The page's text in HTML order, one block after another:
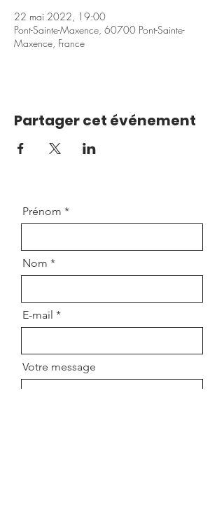
22 mai 2022, 19:00
Pont-Sainte-Maxence, 60700 Pont-Sainte-
Maxence, France
Partager cet événement
Prénom
Nom
E-mail
Votre message